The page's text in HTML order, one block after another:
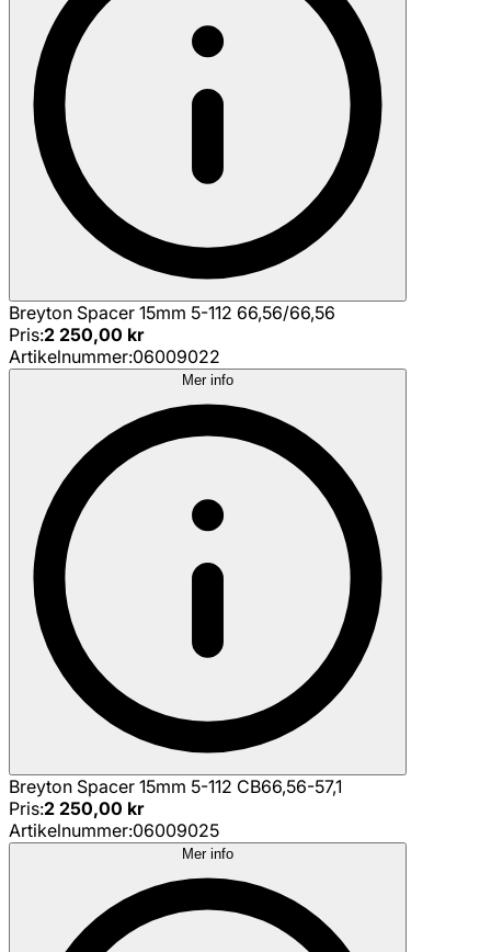
Breyton Spacer 15mm 5-112 66,56/66,56
Pris:2 250,00 kr
Artikelnummer:06009022
Mer info
Breyton Spacer 15mm 5-112 CB66,56-57,1
Pris:2 250,00 kr
Artikelnummer:06009025
Mer info